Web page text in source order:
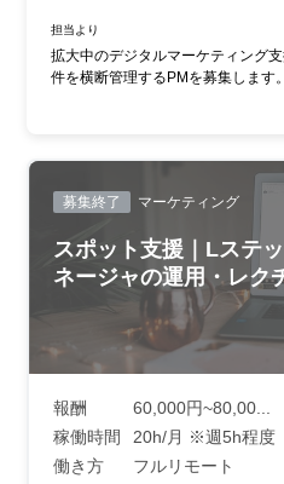
担当より
拡大中のデジタルマーケティング
件を横断管理するPMを募集します
募集終了 マーケティング
スポット支援｜Lステ
ネージャの運用・レク
報酬
60,000円~80,00...
稼働時間
20h/月 ※週5h程度
働き方
フルリモート